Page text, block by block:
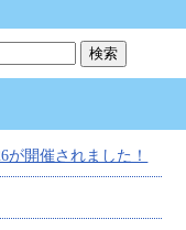
が開催されました！